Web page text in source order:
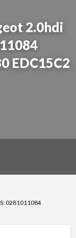
2.0hdi
EDC15C2
0281011084